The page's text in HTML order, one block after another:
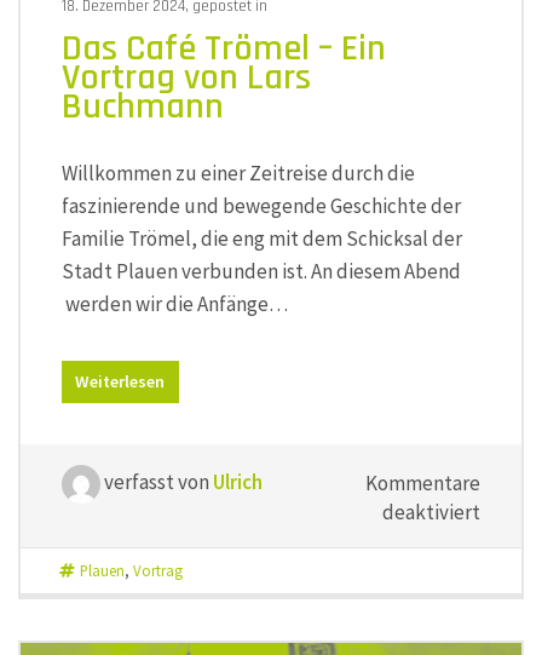
18. Dezember 2024, gepostet in
Das Café Trömel – Ein
Vortrag von Lars
Buchmann
Willkommen zu einer Zeitreise durch die
faszinierende und bewegende Geschichte der
Familie Trömel, die eng mit dem Schicksal der
Stadt Plauen verbunden ist. An diesem Abend
werden wir die Anfänge…
Weiterlesen
verfasst von Ulrich
Kommentare
deaktiviert
Trömel
Plauen, Vortrag